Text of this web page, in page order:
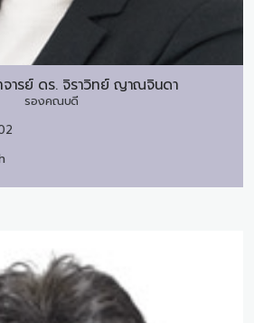
ารย์ ดร. จิราวิทย์ ญาณจินดา
รองคณบดี